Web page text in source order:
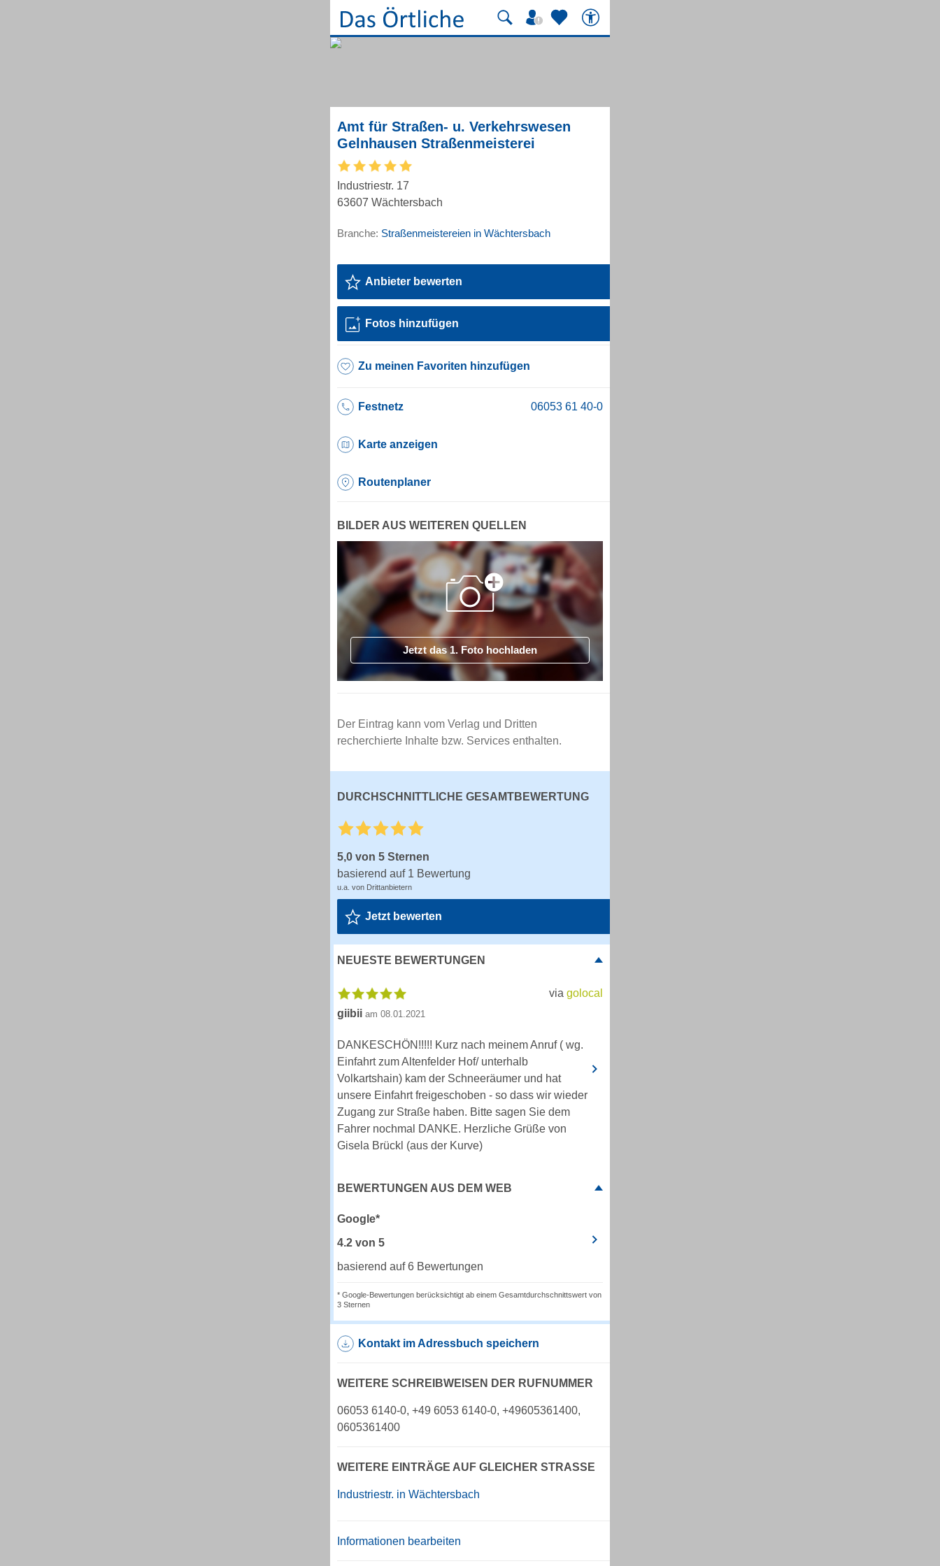
Amt für Straßen- u. Verkehrswesen
Gelnhausen Straßenmeisterei
Industriestr. 17
63607 Wächtersbach
Branche: Straßenmeistereien in Wächtersbach
Anbieter bewerten
Fotos hinzufügen
Zu meinen Favoriten hinzufügen
Festnetz
Karte anzeigen
Routenplaner
BILDER AUS WEITEREN QUELLEN
Jetzt das 1. Foto hochladen
Der Eintrag kann vom Verlag und Dritten
recherchierte Inhalte bzw. Services enthalten.
DURCHSCHNITTLICHE GESAMTBEWERTUNG
5,0 von 5 Sternen
basierend auf 1 Bewertung
u.a. von Drittanbietern
Jetzt bewerten
NEUESTE BEWERTUNGEN
via golocal
giibii am 08.01.2021
DANKESCHÖN!!!!! Kurz nach meinem Anruf ( wg.
Einfahrt zum Altenfelder Hof/ unterhalb
Volkartshain) kam der Schneeräumer und hat
unsere Einfahrt freigeschoben - so dass wir wieder
Zugang zur Straße haben. Bitte sagen Sie dem
Fahrer nochmal DANKE. Herzliche Grüße von
Gisela Brückl (aus der Kurve)
BEWERTUNGEN AUS DEM WEB
Google*
4.2 von 5
basierend auf 6 Bewertungen
* Google-Bewertungen berücksichtigt ab einem Gesamtdurchschnittswert von
3 Sternen
Kontakt im Adressbuch speichern
WEITERE SCHREIBWEISEN DER RUFNUMMER
06053 6140-0, +49 6053 6140-0, +49605361400,
0605361400
WEITERE EINTRÄGE AUF GLEICHER STRASSE
Industriestr. in Wächtersbach
Informationen bearbeiten